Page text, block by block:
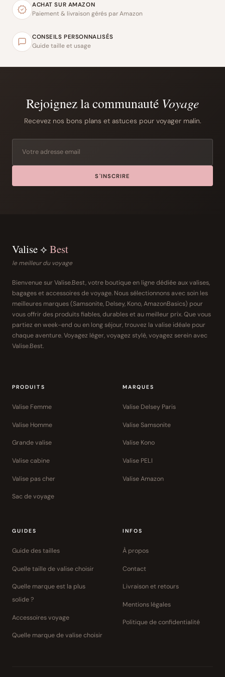
ACHAT SUR AMAZON
Paiement & livraison gérés par Amazon
CONSEILS PERSONNALISÉS
Guide taille et usage
Rejoignez la communauté Voyage
Recevez nos bons plans et astuces pour voyager malin.
S'INSCRIRE
Valise ⟡ Best
le meilleur du voyage
Bienvenue sur Valise.Best, votre boutique en ligne dédiée aux valises,
bagages et accessoires de voyage. Nous sélectionnons avec soin les
meilleures marques (Samsonite, Delsey, Kono, AmazonBasics) pour
vous offrir des produits fiables, durables et au meilleur prix. Que vous
partiez en week-end ou en long séjour, trouvez la valise idéale pour
chaque aventure. Voyagez léger, voyagez stylé, voyagez serein avec
Valise.Best.
PRODUITS
Valise Femme
Valise Homme
Grande valise
Valise cabine
Valise pas cher
Sac de voyage
MARQUES
Valise Delsey Paris
Valise Samsonite
Valise Kono
Valise PELI
Valise Amazon
GUIDES
Guide des tailles
Quelle taille de valise choisir
Quelle marque est la plus
solide ?
Accessoires voyage
Quelle marque de valise choisir
INFOS
À propos
Contact
Livraison et retours
Mentions légales
Politique de confidentialité